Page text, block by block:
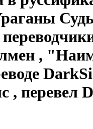
,
, перевел